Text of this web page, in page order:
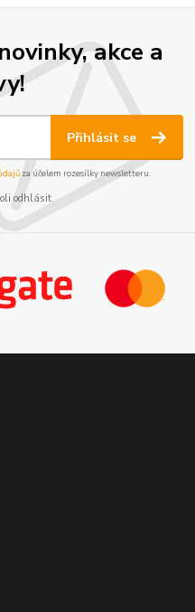
akce a
Přihlásit se
za účelem rozesílky newsletteru.
odhlásit.